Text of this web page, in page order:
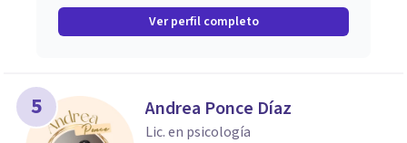
Ver perfil completo
5 Andrea Ponce Díaz
Lic. en psicología